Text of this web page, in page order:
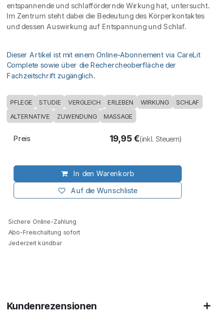
entspannende und schlaffördernde Wirkung hat, untersucht.
Im Zentrum steht dabei die Bedeutung des Körperkontaktes
und dessen Auswirkung auf Entspannung und Schlaf.
Dieser Artikel ist mit einem Online-Abonnement via CareLit
Complete sowie über die Rechercheoberfläche der
Fachzeitschrift zugänglich.
PFLEGE STUDIE VERGLEICH ERLEBEN WIRKUNG SCHLAF
ALTERNATIVE ZUWENDUNG MASSAGE
In den Warenkorb
Auf die Wunschliste
Preis 19,95€(inkl. Steuern)
Sichere Online-Zahlung
Abo-Freischaltung sofort
Jederzeit kündbar
Kundenrezensionen